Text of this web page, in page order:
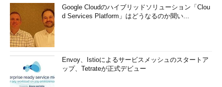
Google Cloudのハイブリッドソリューション「Clou
d Services Platform」はどうなるのか聞い...
Envoy、Istioによるサービスメッシュのスタートア
ップ、Tetrateが正式デビュー